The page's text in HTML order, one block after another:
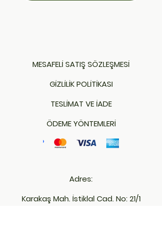
MESAFELİ SATIŞ SÖZLEŞMESİ
GİZLİLİK POLİTİKASI
TESLİMAT VE İADE
ÖDEME YÖNTEMLERİ
Adres:
Karakaş Mah. İstiklal Cad. No: 21/1